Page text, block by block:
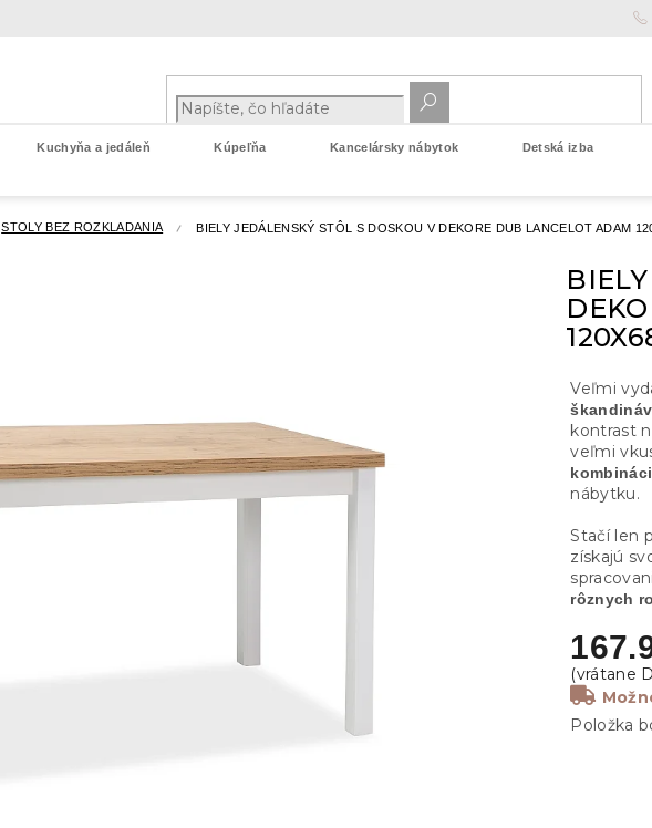
Kuchyňa a jedáleň Kúpeľňa Kancelársky nábytok Detská izba
STOLY BEZ ROZKLADANIA BIELY JEDÁLENSKÝ STÔL S DOSKOU V DEKORE DUB LANCELOT ADAM
Položka
Veľmi
kontrast
veľmi
nábytku.
Stačí len
získajú
rôznych